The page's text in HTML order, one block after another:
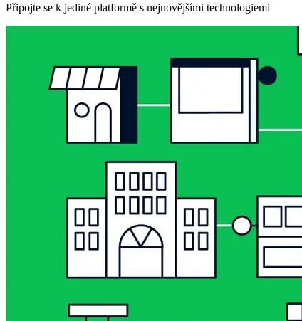
Připojte se k jediné platformě s nejnovějšími technologiemi